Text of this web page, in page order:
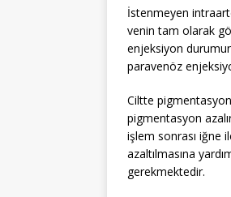
İstenmeyen
venin tam olarak
enjeksiyon
paravenöz
Ciltte
pigmentasyon
işlem sonrası iğne
azaltılmasına
gerekmektedir.